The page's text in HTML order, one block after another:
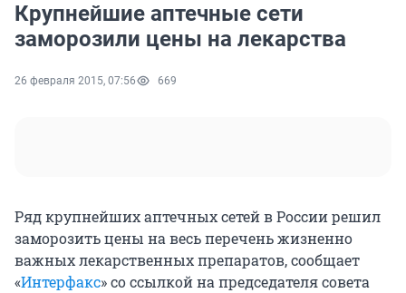
Крупнейшие аптечные сети
заморозили цены на лекарства
26 февраля 2015, 07:56 669
Ряд крупнейших аптечных сетей в России решил
заморозить цены на весь перечень жизненно
важных лекарственных препаратов, сообщает
«Интерфакс» со ссылкой на председателя совета